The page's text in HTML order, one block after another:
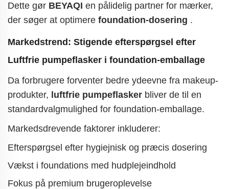
Dette gør BEYAQI en pålidelig partner for mærker,
der søger at optimere foundation-dosering .
Markedstrend: Stigende efterspørgsel efter
Luftfrie pumpeflasker i foundation-emballage
Da forbrugere forventer bedre ydeevne fra makeup-
produkter, luftfrie pumpeflasker bliver de til en
standardvalgmulighed for foundation-emballage.
Markedsdrevende faktorer inkluderer:
Efterspørgsel efter hygiejnisk og præcis dosering
Vækst i foundations med hudplejeindhold
Fokus på premium brugeroplevelse